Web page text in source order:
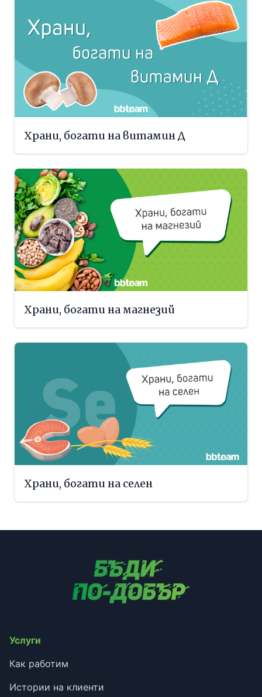
Храни, богати на витамин Д
Храни, богати на магнезий
Храни, богати на селен
Услуги
Как работим
Истории на клиенти